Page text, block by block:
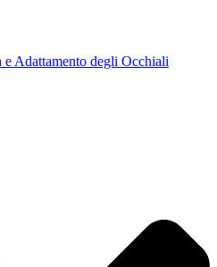
e Adattamento degli Occhiali